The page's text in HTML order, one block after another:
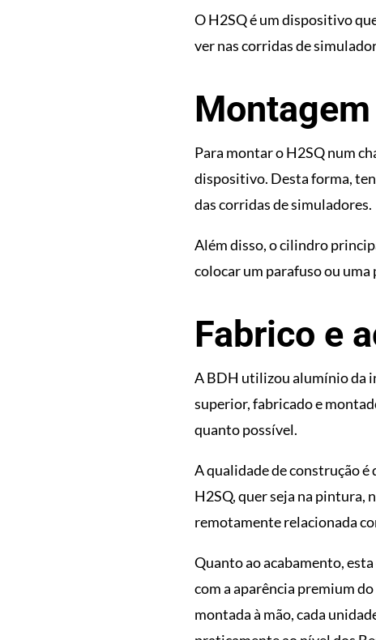
O H2SQ é um dispositivo
ver nas corridas de
Para montar o H2SQ num
dispositivo. Desta forma,
das corridas de simuladores.
Além disso, o cilindro
colocar um parafuso ou
Fabrico e
A BDH utilizou alumínio da
superior, fabricado e
quanto possível.
A qualidade de construção
H2SQ, quer seja na pintura,
remotamente relacionada
Quanto ao acabamento, esta
com a aparência premium
montada à mão, cada